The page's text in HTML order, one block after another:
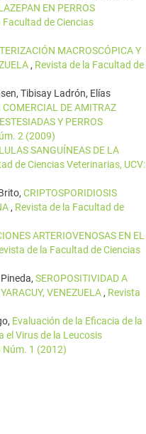
EN PERROS
Facultad de Ciencias
MACROSCÓPICA Y
, Revista de la Facultad de
Tibisay Ladrón, Elías
DE AMITRAZ
Y PERROS
2 (2009)
SANGUÍNEAS DE LA
de Ciencias Veterinarias, UCV:
CRIPTOSPORIDIOSIS
, Revista de la Facultad de
ARTERIOVENOSAS EN EL
de la Facultad de Ciencias
SEROPOSITIVIDAD A
VENEZUELA , Revista
Evaluación de la Eficacia de la
el Virus de la Leucosis
Núm. 1 (2012)